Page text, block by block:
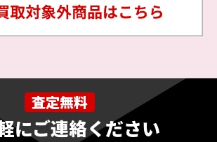
査定無料
にご連絡ください